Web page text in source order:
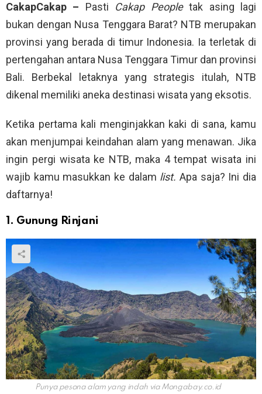
CakapCakap – Pasti Cakap Peopletak asing lagi
bukan dengan Nusa Tenggara Barat? NTB merupakan
provinsi yang berada di timur Indonesia. Ia terletak di
pertengahan antara Nusa Tenggara Timur dan provinsi
Bali. Berbekal letaknya yang strategis itulah, NTB
dikenal memiliki aneka destinasi wisata yang eksotis.
Ketika pertama kali menginjakkan kaki di sana, kamu
akan menjumpai keindahan alam yang menawan. Jika
ingin pergi wisata ke NTB, maka 4 tempat wisata ini
wajib kamu masukkan ke dalam list.Apa saja? Ini dia
daftarnya!
1. Gunung Rinjani
Punya pesona alam yang indah via Mongabay.co.id